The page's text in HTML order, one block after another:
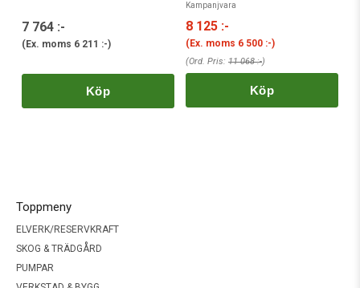
7 764 :-
(Ex. moms 6 211 :-)
Köp
Kampanjvara
8 125 :-
(Ex. moms 6 500 :-)
(Ord. Pris: 11 068 :-)
Köp
Toppmeny
ELVERK/RESERVKRAFT
SKOG & TRÄDGÅRD
PUMPAR